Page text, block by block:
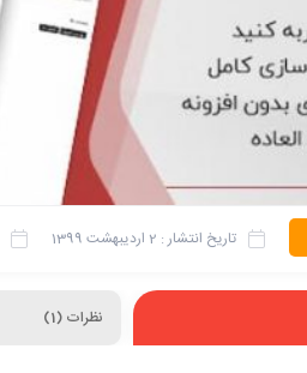
تاریخ انتشار : 2 اردیبهشت 1399
نظرات (1)